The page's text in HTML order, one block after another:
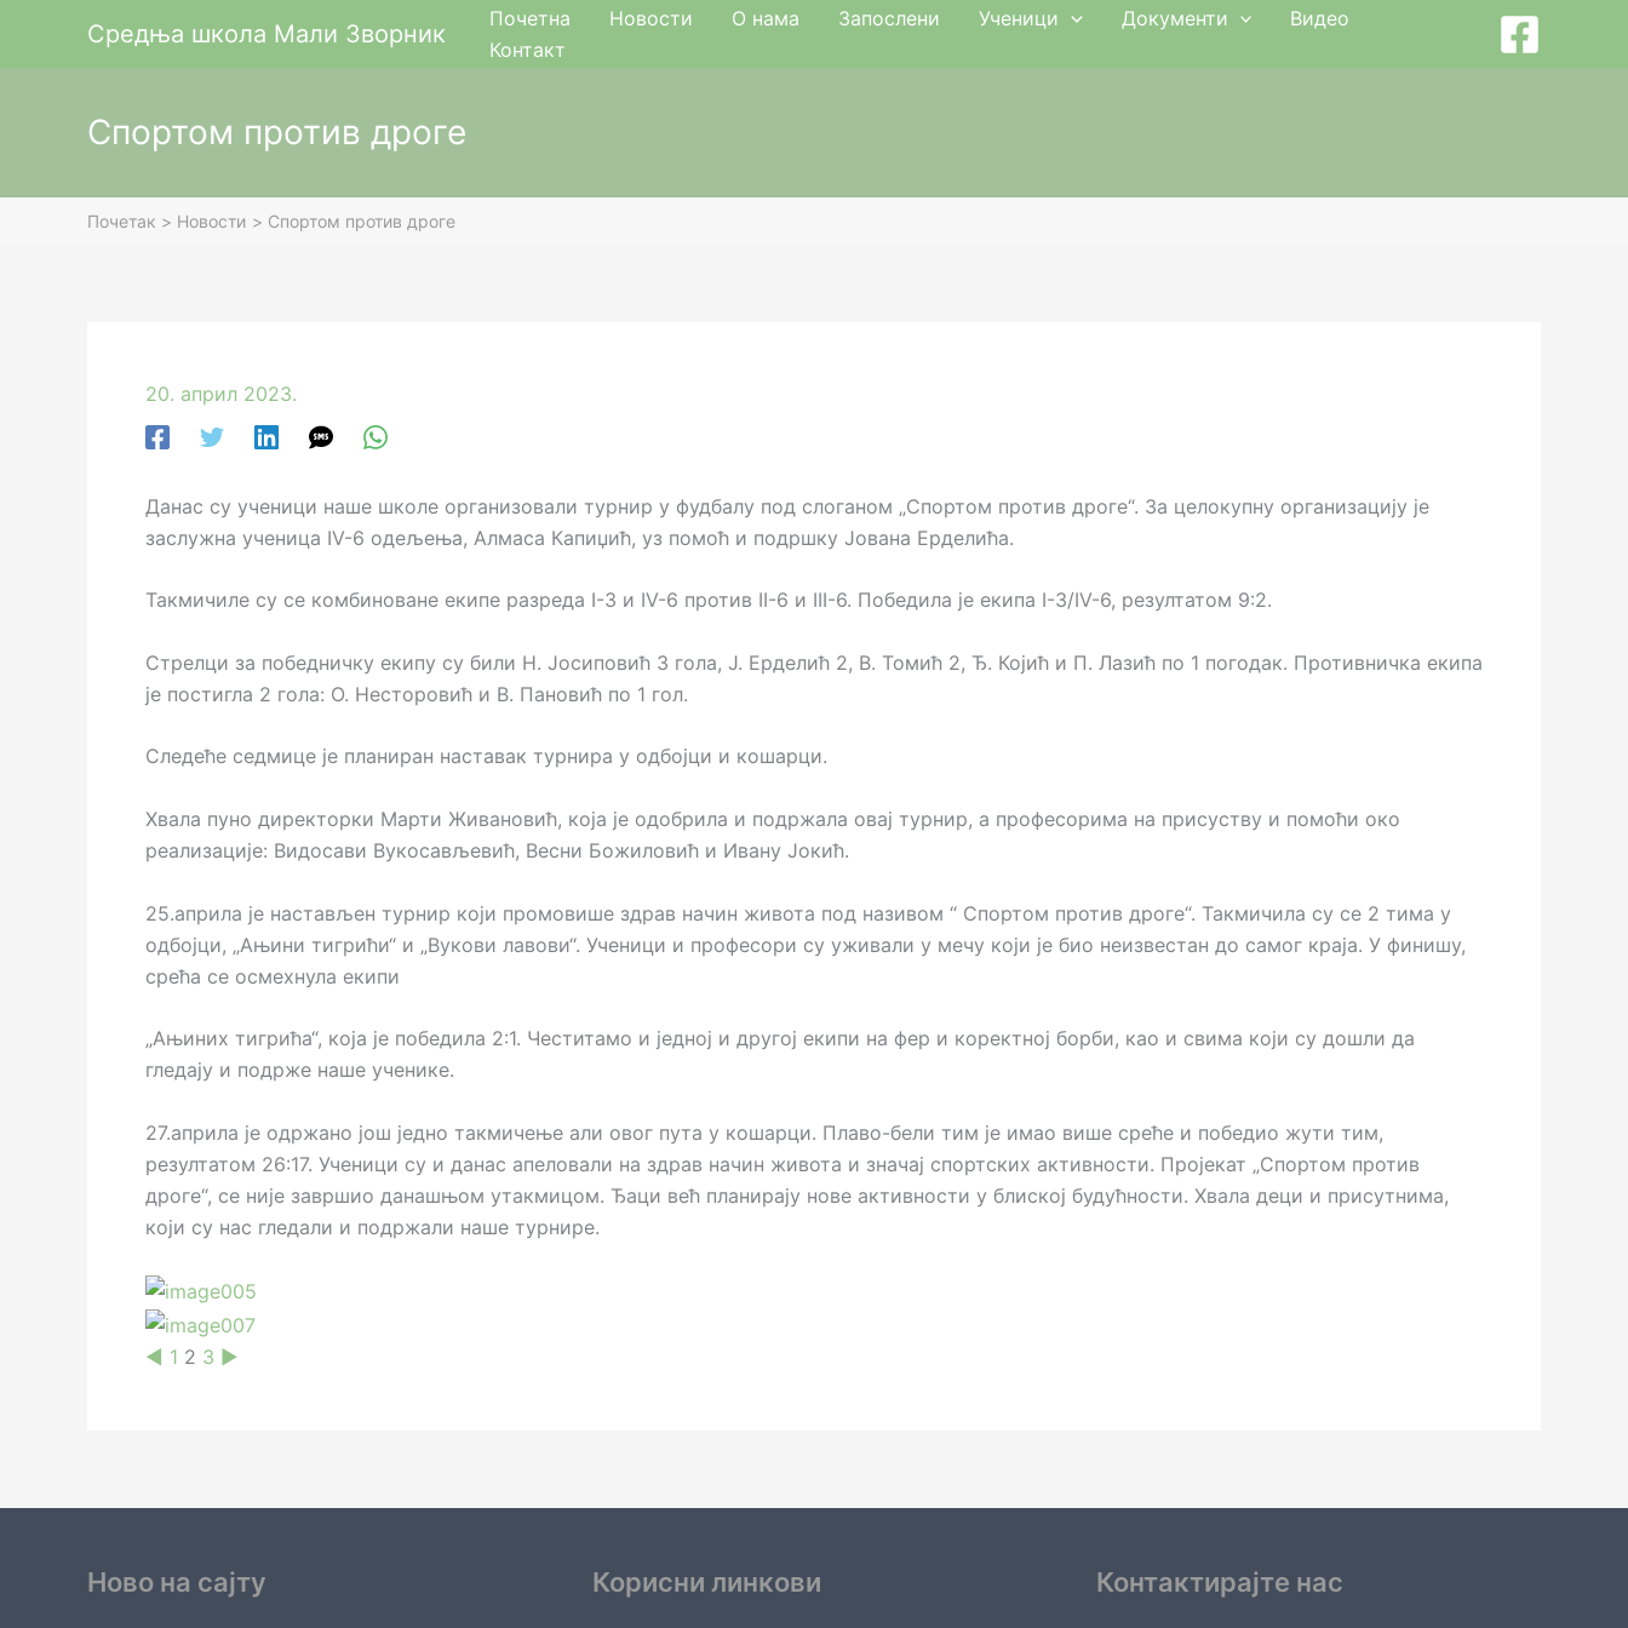
Средња школа Мали Зворник
Почетна Новости О нама Запослени Ученици Документи
Видео
Контакт
Спортом против дроге
Почетак Новости Спортом против дроге
20. април 2023.
Данас су ученици наше школе организовали турнир у фудбалу под слоганом „Спортом против дроге“. За целокупну организацију је
заслужна ученица IV-6 oдељења, Алмаса Капиџић, уз помоћ и подршку Јована Ерделића.
Такмичиле су се комбиноване екипе разреда I-3 и IV-6 против II-6 и III-6. Победила је екипа I-3/IV-6, резултатом 9:2.
Стрелци за победничку екипу су били Н. Јосиповић 3 гола, Ј. Ерделић 2, В. Томић 2, Ђ. Којић и П. Лазић по 1 погодак. Противничка екипа
је постигла 2 гола: О. Несторовић и В. Пановић по 1 гол.
Следеће седмице је планиран наставак турнира у одбојци и кошарци.
Хвала пуно директорки Марти Живановић, која је одобрила и подржала овај турнир, а професорима на присуству и помоћи око
реализације: Видосави Вукосављевић, Весни Божиловић и Ивану Јокић.
25.априла је настављен турнир који промовише здрав начин живота под називом “ Спортом против дроге“. Такмичила су се 2 тима у
одбојци, „Ањини тигрићи“ и „Вукови лавови“. Ученици и професори су уживали у мечу који је био неизвестан до самог краја. У финишу,
срећа се осмехнула екипи
„Ањиних тигрића“, која је победила 2:1. Честитамо и једној и другој екипи на фер и коректној борби, као и свима који су дошли да
гледају и подрже наше ученике.
27.априла је одржано још једно такмичење али овог пута у кошарци. Плаво-бели тим је имао више среће и победио жути тим,
резултатом 26:17. Ученици су и данас апеловали на здрав начин живота и значај спортских активности. Пројекат „Спортом против
дроге“, се није завршио данашњом утакмицом. Ђаци већ планирају нове активности у блиској будућности. Хвала деци и присутнима,
који су нас гледали и подржали наше турнире.
◄ 1 2 3 ►
Ново на сајту Корисни линкови Контактирајте нас